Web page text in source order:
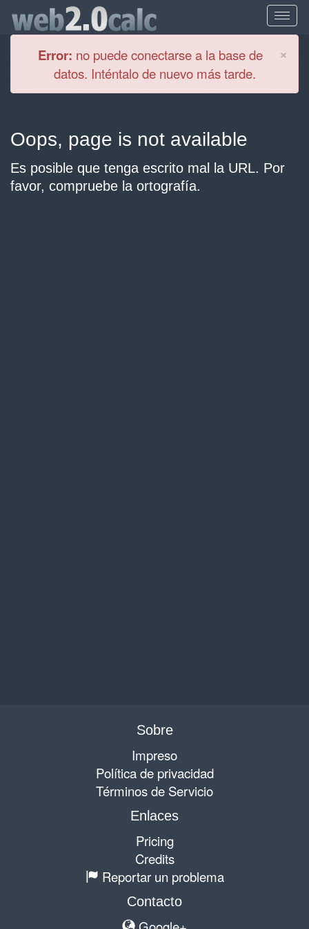
×
Error: no puede conectarse a la base de
datos. Inténtalo de nuevo más tarde.
Oops, page is not available
Es posible que tenga escrito mal la URL. Por
favor, compruebe la ortografía.
Sobre
Impreso
Política de privacidad
Términos de Servicio
Enlaces
Pricing
Credits
Reportar un problema
Contacto